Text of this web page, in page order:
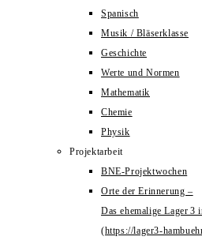
Spanisch
Musik / Bläserklasse
Geschichte
Werte und Normen
Mathematik
Chemie
Physik
Projektarbeit
BNE-Projektwochen
Orte der Erinnerung –
Das ehemalige Lager 3
(https://lager3-